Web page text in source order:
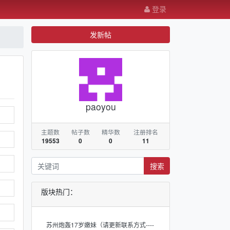
登录
发新帖
paoyou
主题数
19553
帖子数
0
精华数
0
注册排名
11
搜索
版块热门：
苏州炮轰17岁嫩妹（请更新联系方式----